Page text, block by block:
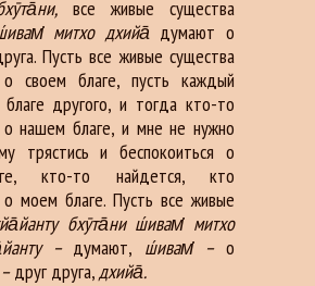
все живые существа
митхо дхийа̄ думают о
Пусть все живые существа
своем благе, пусть каждый
другого, и тогда кто-то
о нашем благе, и мне не нужно
трястись и беспокоиться о
кто-то найдется, кто
о моем благе. Пусть все живые
бхӯта̄ни ш́ивам̇ митхо
– думают, ш́ивам̇ –о
друг друга,дхийа̄.